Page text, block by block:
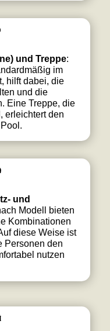
und Treppe:
im
hilft dabei, die
und die
Eine Treppe, die
erleichtert den
und
Modell bieten
Kombinationen
diese Weise ist
Personen den
nutzen